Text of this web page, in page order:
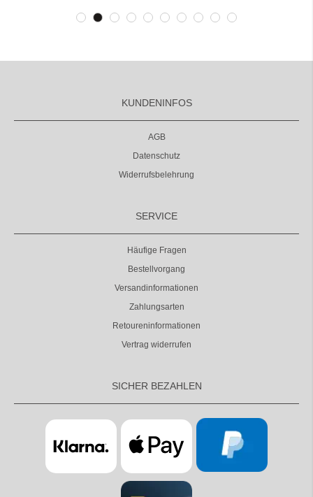
KUNDENINFOS
AGB
Datenschutz
Widerrufsbelehrung
SERVICE
Häufige Fragen
Bestellvorgang
Versandinformationen
Zahlungsarten
Retoureninformationen
Vertrag widerrufen
SICHER BEZAHLEN